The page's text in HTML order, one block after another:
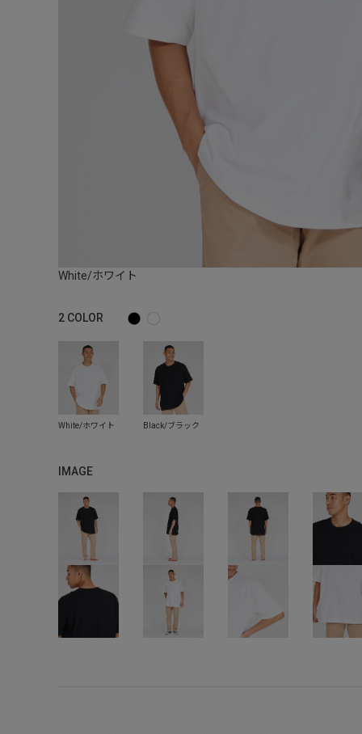
White/ホワイト
2 COLOR
IMAGE